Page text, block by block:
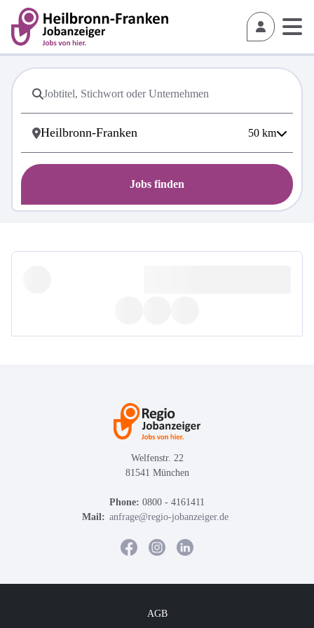
50 km
Jobs finden
Welfenstr. 22
81541 München
Phone: 0800 - 4161411
Mail: anfrage@regio-jobanzeiger.de
AGB